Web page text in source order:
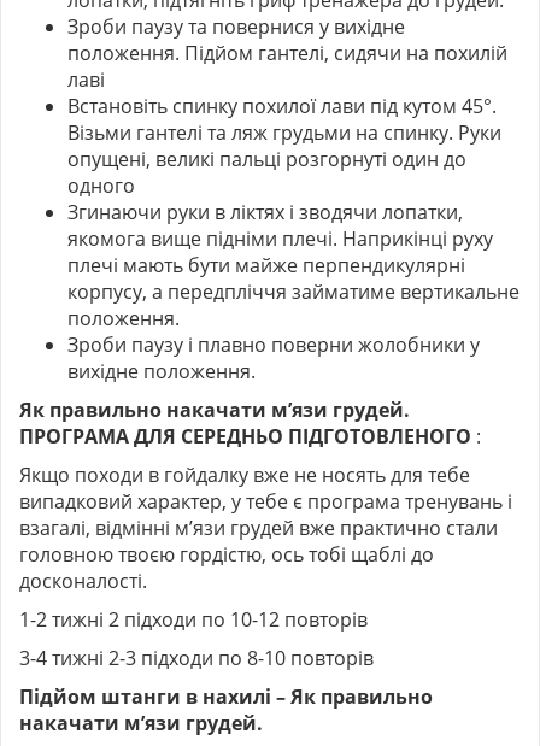
Зроби паузу та повернися у вихідне
положення. Підйом гантелі, сидячи на похилій
лаві
Встановіть спинку похилої лави під кутом 45°.
Візьми гантелі та ляж грудьми на спинку. Руки
опущені, великі пальці розгорнуті один до
одного
Згинаючи руки в ліктях і зводячи лопатки,
якомога вище підніми плечі. Наприкінці руху
плечі мають бути майже перпендикулярні
корпусу, а передпліччя займатиме вертикальне
положення.
Зроби паузу і плавно поверни жолобники у
вихідне положення.
Як правильно накачати м’язи грудей.
ПРОГРАМА ДЛЯ СЕРЕДНЬО ПІДГОТОВЛЕНОГО :
Якщо походи в гойдалку вже не носять для тебе
випадковий характер, у тебе є програма тренувань і
взагалі, відмінні м’язи грудей вже практично стали
головною твоєю гордістю, ось тобі щаблі до
досконалості.
1-2 тижні 2 підходи по 10-12 повторів
3-4 тижні 2-3 підходи по 8-10 повторів
Підйом штанги в нахилі – Як правильно
накачати м’язи грудей.